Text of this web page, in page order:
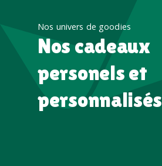
Nos univers de goodies
Nos cadeaux
personels et
personnalisés